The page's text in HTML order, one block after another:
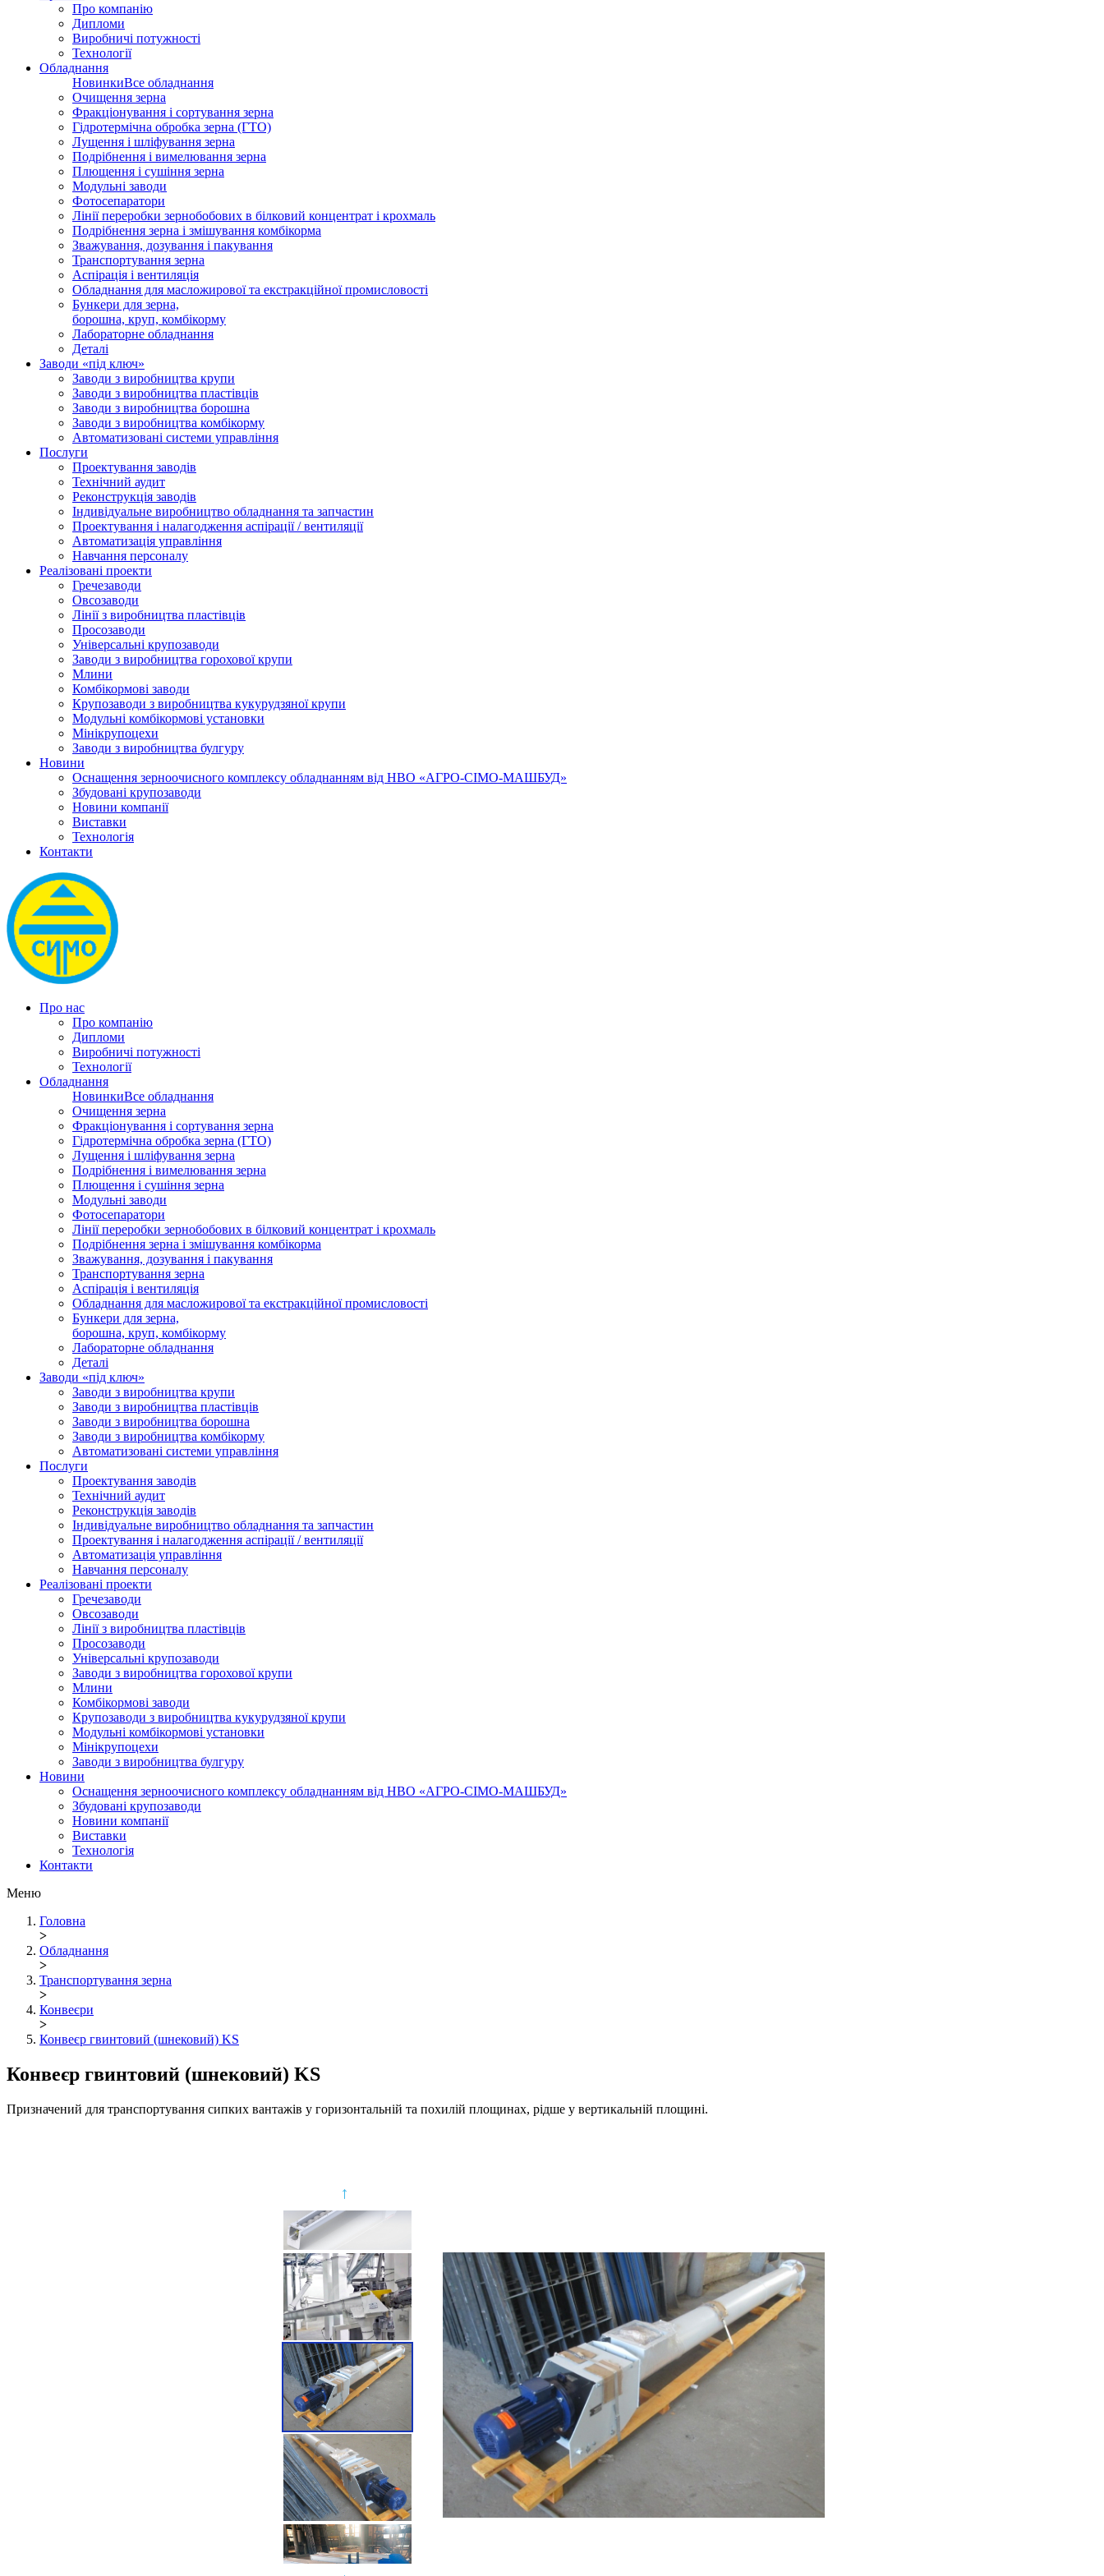
Про компанію
Дипломи
Виробничі потужності
Технології
Обладнання
НовинкиВсе обладнання
Очищення зерна
Фракціонування і сортування зерна
Гідротермічна обробка зерна (ГТО)
Лущення і шліфування зерна
Подрібнення і вимелювання зерна
Плющення і сушіння зерна
Модульні заводи
Фотосепаратори
Лінії переробки зернобобових в білковий концентрат і крохмаль
Подрібнення зерна і змішування комбікорма
Зважування, дозування і пакування
Транспортування зерна
Аспірація і вентиляція
Обладнання для масложирової та екстракційної промисловості
Бункери для зерна,
борошна, круп, комбікорму
Лабораторне обладнання
Деталі
Заводи «під ключ»
Заводи з виробництва крупи
Заводи з виробництва пластівців
Заводи з виробництва борошна
Заводи з виробництва комбікорму
Автоматизовані системи управління
Послуги
Проектування заводів
Технічний аудит
Реконструкція заводів
Індивідуальне виробництво обладнання та запчастин
Проектування і налагодження аспірації / вентиляції
Автоматизація управління
Навчання персоналу
Реалізовані проекти
Гречезаводи
Овсозаводи
Лінії з виробництва пластівців
Просозаводи
Універсальні крупозаводи
Заводи з виробництва горохової крупи
Млини
Комбікормові заводи
Крупозаводи з виробництва кукурудзяної крупи
Модульні комбікормові установки
Мінікрупоцехи
Заводи з виробництва булгуру
Новини
Оснащення зерноочисного комплексу обладнанням від НВО «АГРО-СІМО-МАШБУД»
Збудовані крупозаводи
Новини компанії
Виставки
Технологія
Контакти
Про нас
Про компанію
Дипломи
Виробничі потужності
Технології
Обладнання
НовинкиВсе обладнання
Очищення зерна
Фракціонування і сортування зерна
Гідротермічна обробка зерна (ГТО)
Лущення і шліфування зерна
Подрібнення і вимелювання зерна
Плющення і сушіння зерна
Модульні заводи
Фотосепаратори
Лінії переробки зернобобових в білковий концентрат і крохмаль
Подрібнення зерна і змішування комбікорма
Зважування, дозування і пакування
Транспортування зерна
Аспірація і вентиляція
Обладнання для масложирової та екстракційної промисловості
Бункери для зерна,
борошна, круп, комбікорму
Лабораторне обладнання
Деталі
Заводи «під ключ»
Заводи з виробництва крупи
Заводи з виробництва пластівців
Заводи з виробництва борошна
Заводи з виробництва комбікорму
Автоматизовані системи управління
Послуги
Проектування заводів
Технічний аудит
Реконструкція заводів
Індивідуальне виробництво обладнання та запчастин
Проектування і налагодження аспірації / вентиляції
Автоматизація управління
Навчання персоналу
Реалізовані проекти
Гречезаводи
Овсозаводи
Лінії з виробництва пластівців
Просозаводи
Універсальні крупозаводи
Заводи з виробництва горохової крупи
Млини
Комбікормові заводи
Крупозаводи з виробництва кукурудзяної крупи
Модульні комбікормові установки
Мінікрупоцехи
Заводи з виробництва булгуру
Новини
Оснащення зерноочисного комплексу обладнанням від НВО «АГРО-СІМО-МАШБУД»
Збудовані крупозаводи
Новини компанії
Виставки
Технологія
Контакти
Меню
Головна
>
Обладнання
>
Транспортування зерна
>
Конвеєри
>
Конвеєр гвинтовий (шнековий) KS
Конвеєр гвинтовий (шнековий) KS
Призначений для транспортування сипких вантажів у горизонтальній та похилій площинах, рідше у вертикальній площині.